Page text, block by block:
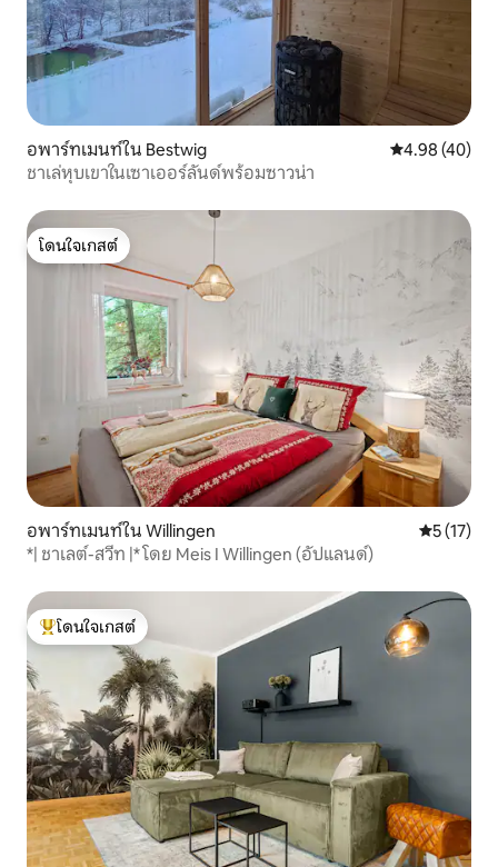
อพาร์ทเมนท์ใน Bestwig คะแนนเฉลี่ย
4.98 (40)
ชาเล่หุบเขาในเซาเออร์ลันด์พร้อมซาวน่า
โดนใจเกสต์
โดนใจเกสต์
อพาร์ทเมนท์ใน Willingen คะแนนเฉลี่
5 (17)
*| ชาเลต์-สวีท |* โดย Meis I Willingen (อัปแลนด์)
โดนใจเกสต์ที่สุด
โดนใจเกสต์